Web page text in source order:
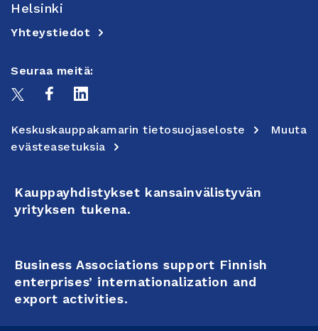
Helsinki
Yhteystiedot
Seuraa meitä:
Keskuskauppakamarin tietosuojaseloste
Muuta
evästeasetuksia
Kauppayhdistykset kansainvälistyvän
yrityksen tukena.
Business Associations support Finnish
enterprises’ internationalization and
export activities.